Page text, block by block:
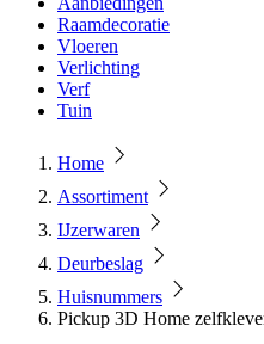
Raamdecoratie
Vloeren
Verlichting
Verf
Tuin
Home
Assortiment
IJzerwaren
Deurbeslag
Huisnummers
Pickup 3D Home